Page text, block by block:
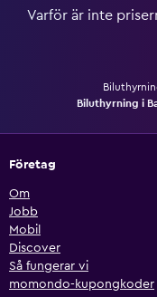
Varför är inte
Biluthyrning i
Företag
Om
Jobb
Mobil
Discover
Så fungerar vi
momondo-kupongkoder